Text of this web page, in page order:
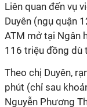
Liên quan đến vụ
Duyên (ngụ quận
ATM mở tại Ngân
116 triệu đồng dù
Theo chị Duyên,
phút (chỉ sau
Nguyễn Phương